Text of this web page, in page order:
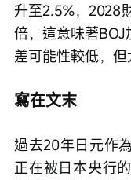
升至2.5%，2028
倍，這意味著
差可能性較低，
寫在文末
過去20年日元作
正在被日本央行